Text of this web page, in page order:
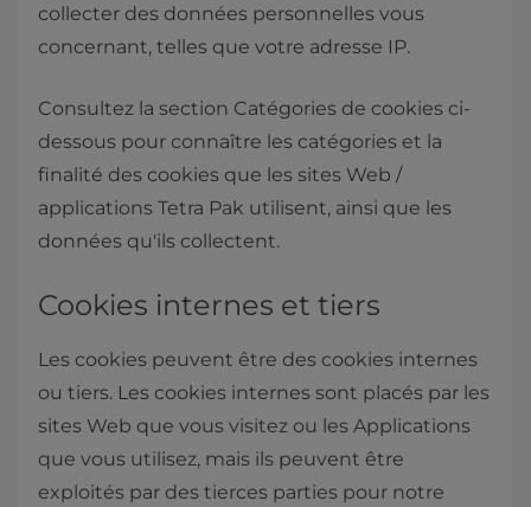
collecter des données personnelles vous
concernant, telles que votre adresse IP.
Consultez la section Catégories de cookies ci-
dessous pour connaître les catégories et la
finalité des cookies que les sites Web /
applications Tetra Pak utilisent, ainsi que les
données qu'ils collectent.
Cookies internes et tiers
Les cookies peuvent être des cookies internes
ou tiers. Les cookies internes sont placés par les
sites Web que vous visitez ou les Applications
que vous utilisez, mais ils peuvent être
exploités par des tierces parties pour notre